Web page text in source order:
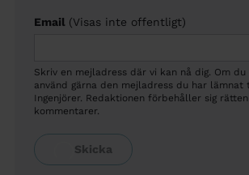
Email (Visas inte offentligt)
Skriv en mejladress där vi kan nå dig. Om
använd gärna den mejladress du har lämnat
Ingenjörer. Redaktionen förbehåller sig
kommentarer.